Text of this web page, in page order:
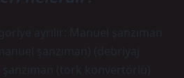
ayrılır: Manuel şanzıman
şanzıman) (debriyaj
(tork konvertörlü)